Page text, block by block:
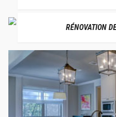
RÉNOVATION